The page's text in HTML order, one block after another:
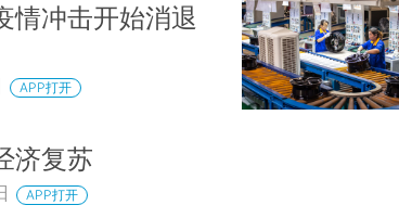
情冲击开始消退
APP打开
济复苏
APP打开